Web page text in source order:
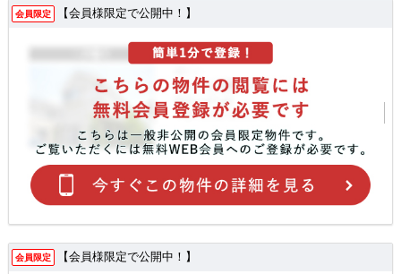
会員限定 【会員様限定で公開中！】
会員限定 【会員様限定で公開中！】